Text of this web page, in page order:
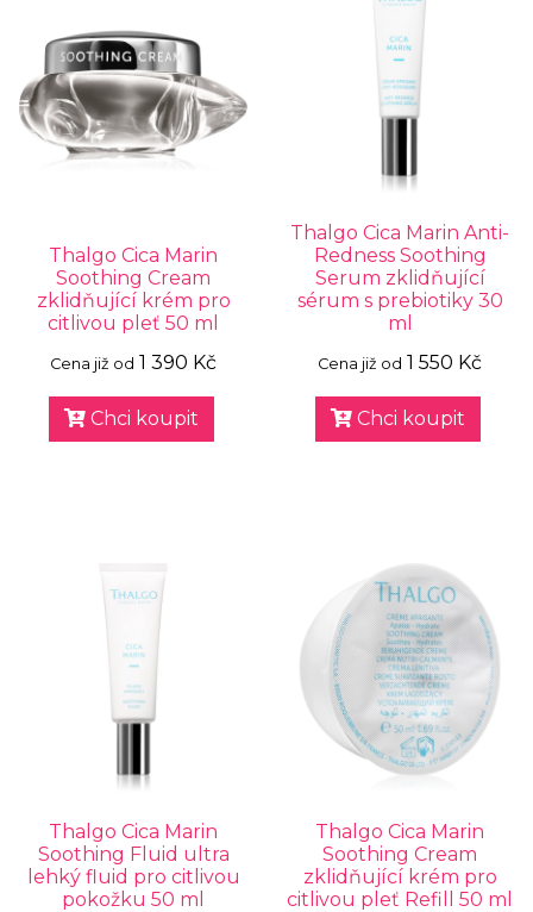
Thalgo Cica Marin
Soothing Cream
zklidňující krém pro
citlivou pleť 50 ml
Cena již od 1 390 Kč
Chci koupit
Thalgo Cica Marin Anti-
Redness Soothing
Serum zklidňující
sérum s prebiotiky 30
ml
Cena již od 1 550 Kč
Chci koupit
Thalgo Cica Marin
Soothing Fluid ultra
lehký fluid pro citlivou
pokožku 50 ml
Thalgo Cica Marin
Soothing Cream
zklidňující krém pro
citlivou pleť Refill 50 ml